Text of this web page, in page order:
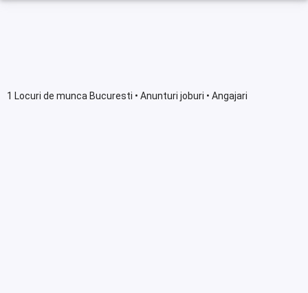
1 Locuri de munca Bucuresti • Anunturi joburi • Angajari